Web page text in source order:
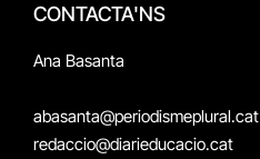
CONTACTA'NS
Ana Basanta
abasanta@periodismeplural.cat
redaccio@diarieducacio.cat